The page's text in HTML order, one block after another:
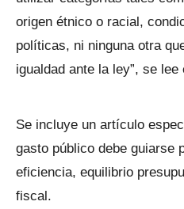
origen étnico o racial,
políticas, ni ninguna otra
igualdad ante la ley”, se
Se incluye un artículo
gasto público debe guiarse
eficiencia, equilibrio
fiscal.